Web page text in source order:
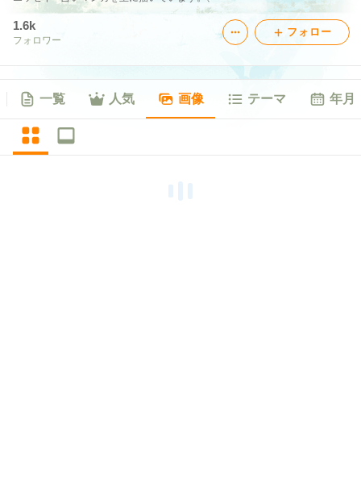
1.6k
フォロワー
フォロー
一覧 人気 画像 テーマ 年月